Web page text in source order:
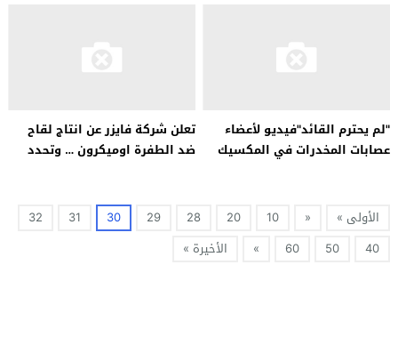
"لم يحترم القائد"فيديو لأعضاء
عصابات المخدرات في المكسيك
تعلن شركة فايزر عن انتاج لقاح
ضد الطفرة اوميكرون … وتحدد
الأولى » «
10
20
28
29
30
31
32
40
50
60
» الأخيرة »